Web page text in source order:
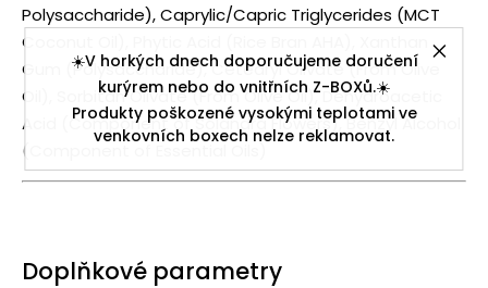
☀️V horkých dnech doporučujeme doručení
kurýrem nebo do vnitřních Z-BOXů.☀️
Produkty poškozené vysokými teplotami ve
venkovních boxech nelze reklamovat.
Polysaccharide), Caprylic/Capric Triglycerides (MCT
Coconut Oil), Phytic Acid (Rice Bran AHA), Xanthan
Gum (Polysaccharide), Cetearyl Olivate (From Olive
Oil), Sorbitan Olivate (From Olive Oil), Dehydroacetic
Acid (Component of Solandra Flowers), Benzyl Alcohol
(Component of Essential Oils)
Doplňkové parametry